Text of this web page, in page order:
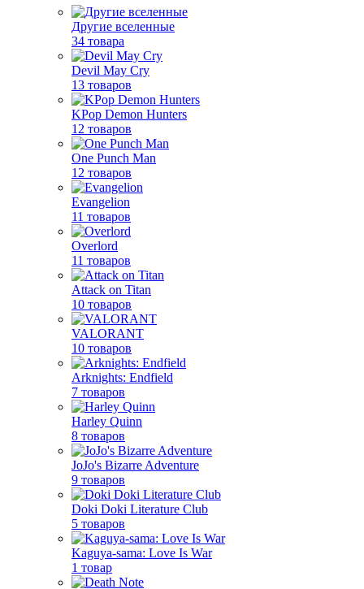
Другие вселенные
34 товара
Devil May Cry
13 товаров
KPop Demon Hunters
12 товаров
One Punch Man
12 товаров
Evangelion
11 товаров
Overlord
11 товаров
Attack on Titan
10 товаров
VALORANT
10 товаров
Arknights: Endfield
7 товаров
Harley Quinn
8 товаров
JoJo's Bizarre Adventure
9 товаров
Doki Doki Literature Club
5 товаров
Kaguya-sama: Love Is War
1 товар